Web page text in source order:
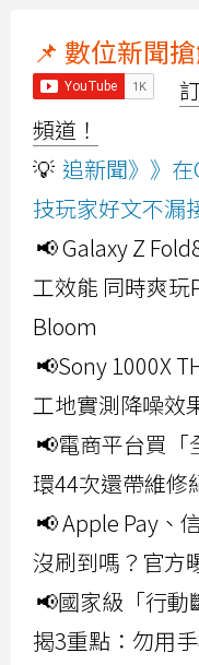
📌 數位新聞搶
頻道！
💡 追新聞》》
技玩家好文不漏
📢 Galaxy Z
工效能 同時爽玩
Bloom
📢Sony 1000X
工地實測降噪效
📢電商平台買「
環44次還帶維修
📢 Apple Pay、
沒刷到嗎？官方
📢國家級「行動
揭3重點：勿用